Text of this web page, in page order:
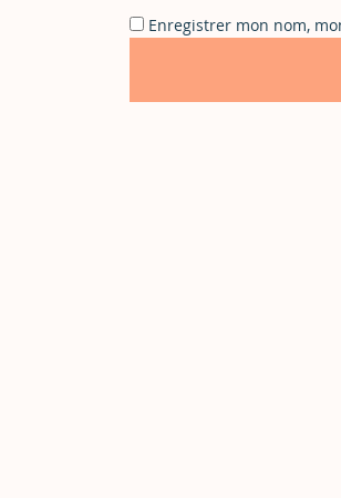
Enregistrer mon nom,